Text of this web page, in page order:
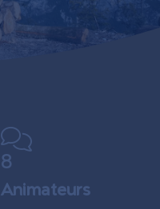
8
Animateurs